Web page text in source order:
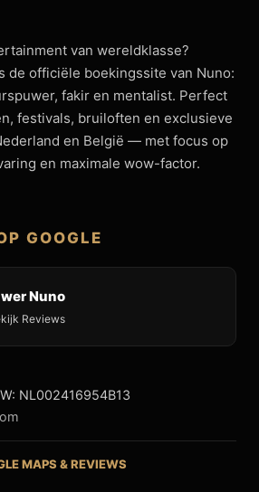
van wereldklasse?
de officiële boekingssite van Nuno:
fakir en mentalist. Perfect
festivals, bruiloften en exclusieve
en België — met focus op
en maximale wow-factor.
GOOGLE
Nuno
Reviews
NL002416954B13
MAPS & REVIEWS